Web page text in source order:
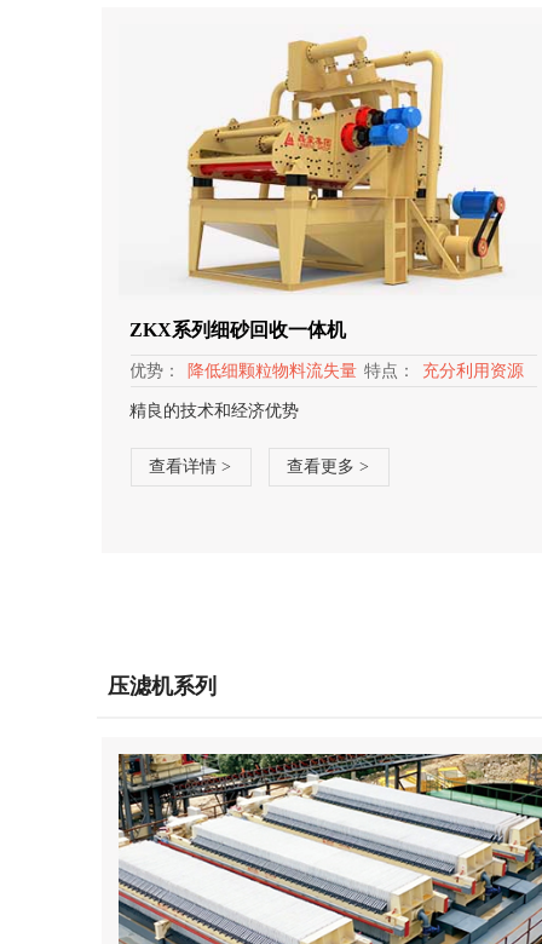
ZKX系列细砂回收一体机
优势： 降低细颗粒物料流失量 特点： 充分利用资源
精良的技术和经济优势
查看详情 > 查看更多 >
压滤机系列